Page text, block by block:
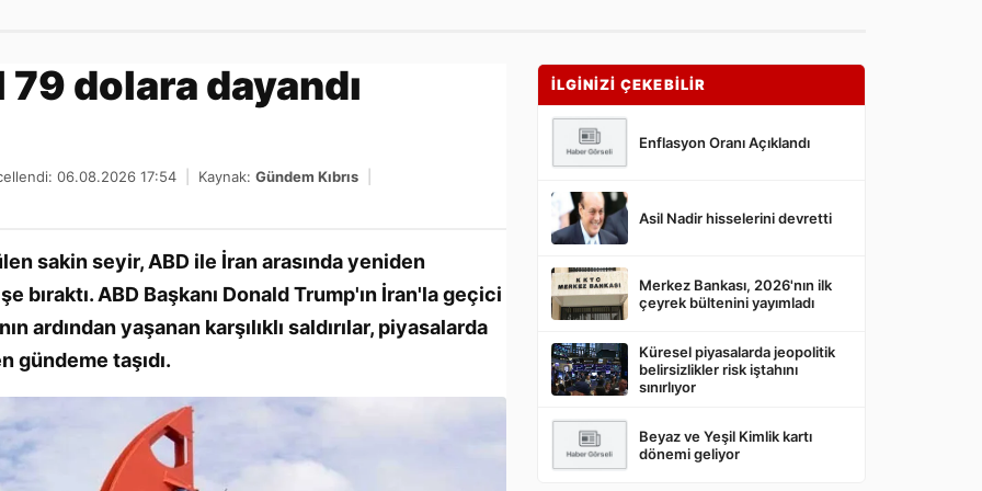
dolara dayandı
06.08.2026 17:54 Kaynak: Gündem Kıbrıs
sakin seyir, ABD ile İran arasında yeniden
ABD Başkanı Donald Trump'ın İran'la geçici
ardından yaşanan karşılıklı saldırılar, piyasalarda
taşıdı.
İLGİNİZİ ÇEKEBİLİR
Enflasyon Oranı Açıklandı
Asil Nadir hisselerini devretti
Merkez Bankası, 2026'nın ilk
çeyrek bültenini yayımladı
Küresel piyasalarda jeopolitik
belirsizlikler risk iştahını
sınırlıyor
Beyaz ve Yeşil Kimlik kartı
dönemi geliyor